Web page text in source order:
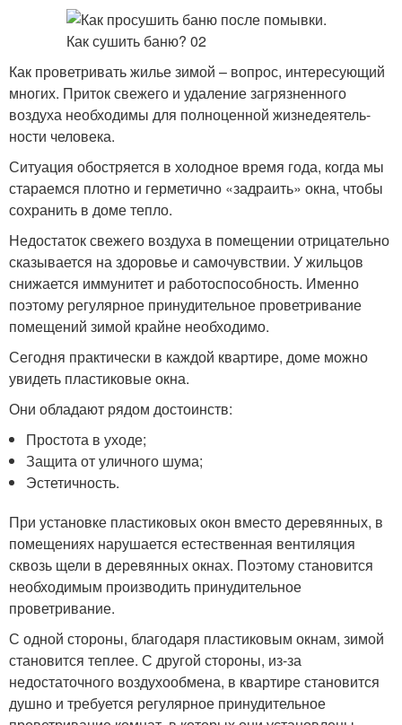
Как проветривать жилье зимой – вопрос, интересующий
многих. Приток свежего и удаление загрязненного
воздуха необходимы для полноценной жизне­деятель­
ности человека.
Ситуация обостряется в холодное время года, когда мы
стараемся плотно и герметично «задраить» окна, чтобы
сохранить в доме тепло.
Недостаток свежего воздуха в помещении отрицательно
сказывается на здоровье и самочувствии. У жильцов
снижается иммунитет и работоспособность. Именно
поэтому регулярное принудительное проветривание
помещений зимой крайне необходимо.
Сегодня практически в каждой квартире, доме можно
увидеть пластиковые окна.
Они обладают рядом достоинств:
Простота в уходе;
Защита от уличного шума;
Эстетичность.
При установке пластиковых окон вместо деревянных, в
помещениях нарушается естественная вентиляция
сквозь щели в деревянных окнах. Поэтому становится
необходимым производить принудительное
проветривание.
С одной стороны, благодаря пластиковым окнам, зимой
становится теплее. С другой стороны, из-за
недостаточного воздухообмена, в квартире становится
душно и требуется регулярное принудительное